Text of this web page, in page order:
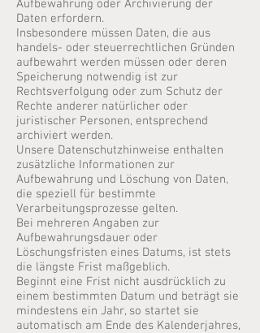
Aufbewahrung oder Archivierung der
Daten erfordern.
Insbesondere müssen Daten, die aus
handels- oder steuerrechtlichen Gründen
aufbewahrt werden müssen oder deren
Speicherung notwendig ist zur
Rechtsverfolgung oder zum Schutz der
Rechte anderer natürlicher oder
juristischer Personen, entsprechend
archiviert werden.
Unsere Datenschutzhinweise enthalten
zusätzliche Informationen zur
Aufbewahrung und Löschung von Daten,
die speziell für bestimmte
Verarbeitungsprozesse gelten.
Bei mehreren Angaben zur
Aufbewahrungsdauer oder
Löschungsfristen eines Datums, ist stets
die längste Frist maßgeblich.
Beginnt eine Frist nicht ausdrücklich zu
einem bestimmten Datum und beträgt sie
mindestens ein Jahr, so startet sie
automatisch am Ende des Kalenderjahres,